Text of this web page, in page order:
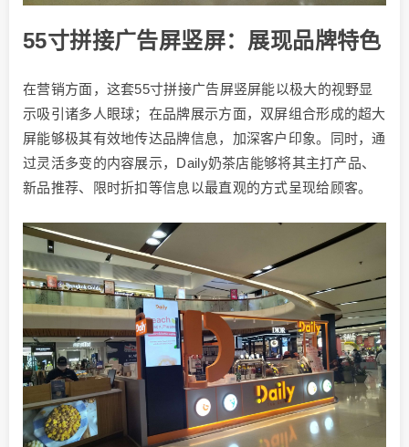
55寸拼接广告屏竖屏：展现品牌特色
在营销方面，这套55寸拼接广告屏竖屏能以极大的视野显
示吸引诸多人眼球；在品牌展示方面，双屏组合形成的超大
屏能够极其有效地传达品牌信息，加深客户印象。同时，通
过灵活多变的内容展示，Daily奶茶店能够将其主打产品、
新品推荐、限时折扣等信息以最直观的方式呈现给顾客。